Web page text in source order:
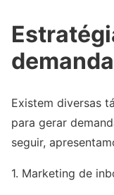
demanda
Existem diversas
para gerar
seguir,
1. Marketing de